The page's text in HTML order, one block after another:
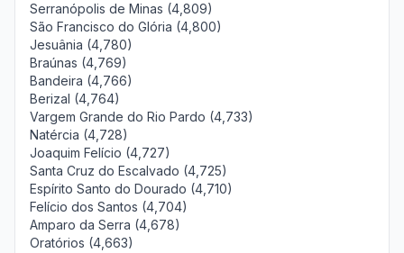
Serranópolis de Minas (4,809)
São Francisco do Glória (4,800)
Jesuânia (4,780)
Braúnas (4,769)
Bandeira (4,766)
Berizal (4,764)
Vargem Grande do Rio Pardo (4,733)
Natércia (4,728)
Joaquim Felício (4,727)
Santa Cruz do Escalvado (4,725)
Espírito Santo do Dourado (4,710)
Felício dos Santos (4,704)
Amparo da Serra (4,678)
Oratórios (4,663)